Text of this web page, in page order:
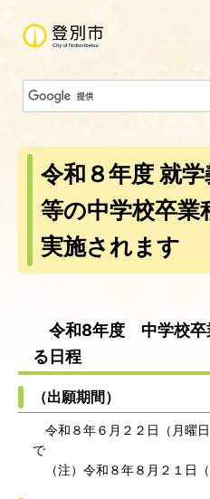
令和８年度 就
等の中学校卒業
実施されます
令和8年度 中学校卒
る日程
（出願期間）
令和８年６月２２日（月曜
で
（注）令和８年８月２１日